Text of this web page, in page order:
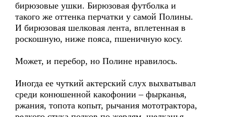
бирюзовые ушки. Бирюзовая футболка и
такого же оттенка перчатки у самой Полины.
И бирюзовая шелковая лента, вплетенная в
роскошную, ниже пояса, пшеничную косу.
Может, и перебор, но Полине нравилось.
Иногда ее чуткий актерский слух выхватывал
среди конюшенной какофонии – фырканья,
ржания, топота копыт, рычания мототрактора,